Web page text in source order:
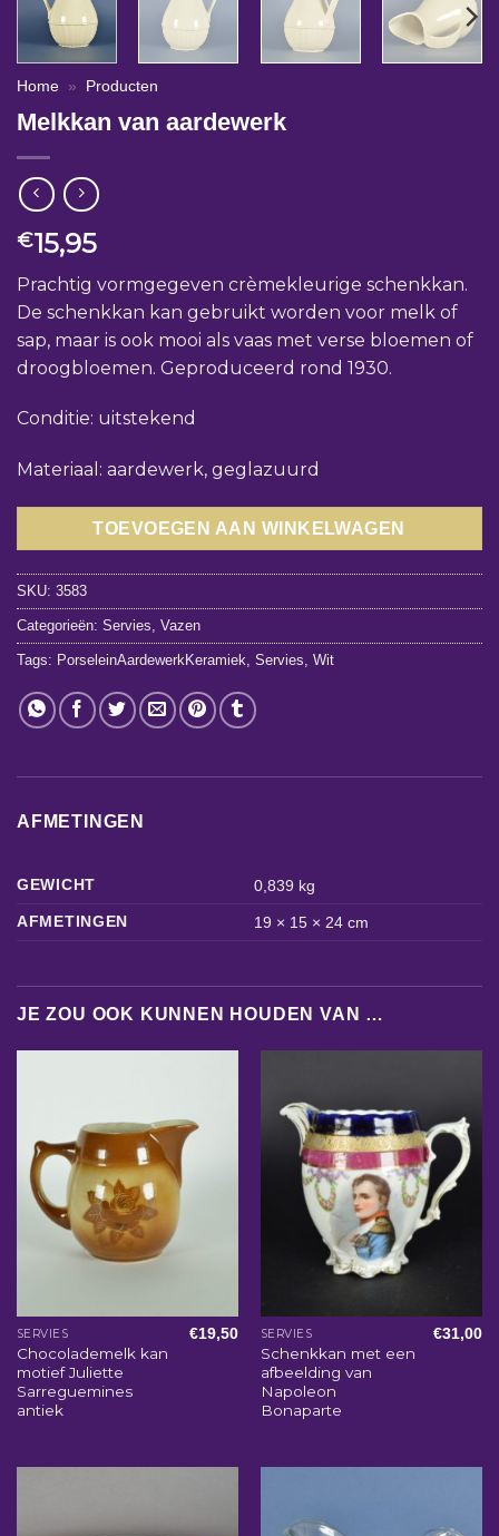
Home » Producten
Melkkan van aardewerk
€15,95
Prachtig vormgegeven crèmekleurige schenkkan.
De schenkkan kan gebruikt worden voor melk of
sap, maar is ook mooi als vaas met verse bloemen of
droogbloemen. Geproduceerd rond 1930.
Conditie: uitstekend
Materiaal: aardewerk, geglazuurd
TOEVOEGEN AAN WINKELWAGEN
SKU: 3583
Categorieën: Servies Vazen
Tags: PorseleinAardewerkKeramiek Servies Wit
AFMETINGEN
GEWICHT
0,839 kg
AFMETINGEN
19 × 15 × 24 cm
JE ZOU OOK KUNNEN HOUDEN VAN …
SERVIES
Chocolademelk kan
motief Juliette
Sarreguemines
antiek
€19,50 SERVIES
Schenkkan met een
afbeelding van
Napoleon
Bonaparte
€31,00